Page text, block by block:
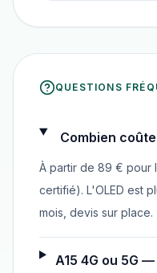
QUESTIONS
Combien
À partir de 89 € pour
certifié). L'OLED est
mois, devis sur place.
A15 4G ou 5G